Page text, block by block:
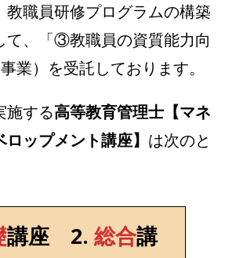
教職員研修プログラムの構築
て、「③教職員の資質能力向
業）を受託しております。
施する高等教育管理士【マネ
ップメント講座】 は次のと
講座 2. 総合講